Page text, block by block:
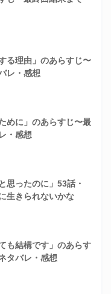
る理由」のあらすじ〜
レ・感想
めに」のあらすじ〜最
・感想
思ったのに」53話・
生きられないかな
も結構です」のあらす
タバレ・感想